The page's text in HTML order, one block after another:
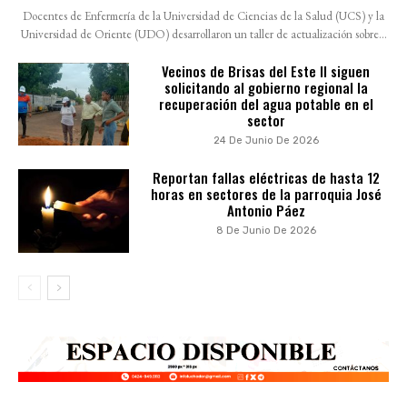
Docentes de Enfermería de la Universidad de Ciencias de la Salud (UCS) y la
Universidad de Oriente (UDO) desarrollaron un taller de actualización sobre...
Vecinos de Brisas del Este II siguen
solicitando al gobierno regional la
recuperación del agua potable en el
sector
24 De Junio De 2026
Reportan fallas eléctricas de hasta 12
horas en sectores de la parroquia José
Antonio Páez
8 De Junio De 2026